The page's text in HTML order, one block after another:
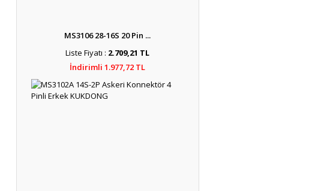
MS3106 28-16S 20 Pin ...
Liste Fiyatı : 2.709,21 TL
İndirimli 1.977,72 TL